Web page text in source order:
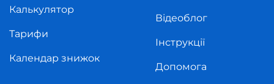
Калькулятор
Тарифи
Календар знижок
Відеоблог
Інструкції
Допомога